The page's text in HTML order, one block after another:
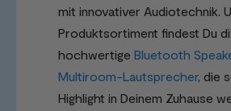
mit innovativer Audiotechnik.
Produktsortiment findest Du
hochwertige Bluetooth
Multiroom-Lautsprecher, die
Highlight in Deinem Zuhause